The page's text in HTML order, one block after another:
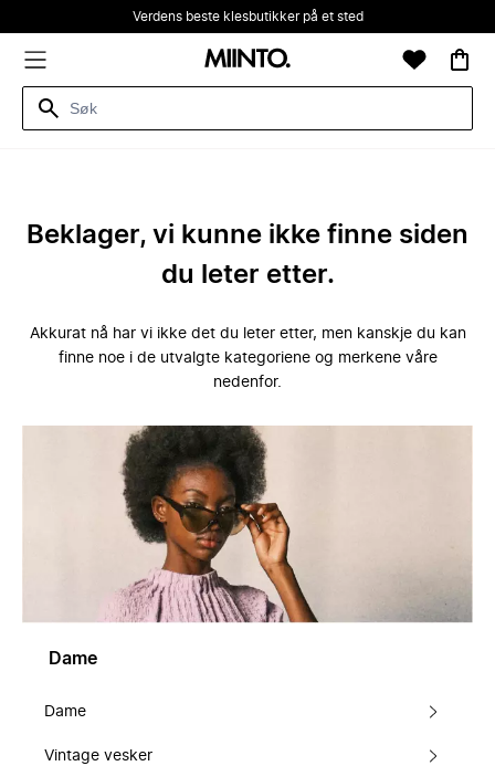
Verdens beste klesbutikker på et sted
Beklager, vi kunne ikke finne siden
du leter etter.
Akkurat nå har vi ikke det du leter etter, men kanskje du kan
finne noe i de utvalgte kategoriene og merkene våre
nedenfor.
Dame
Dame
Vintage vesker